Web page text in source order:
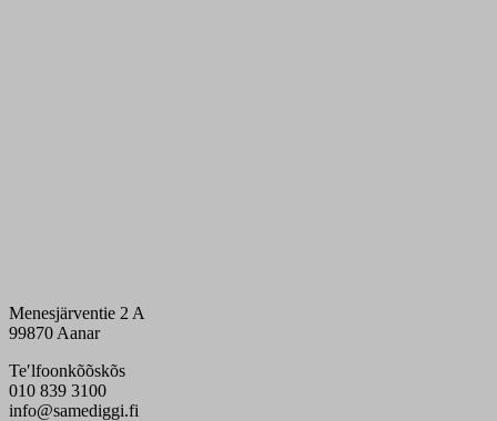
Menesjärventie 2 A
99870 Aanar
Teʹlfoonkõõskõs
010 839 3100
info@samediggi.fi